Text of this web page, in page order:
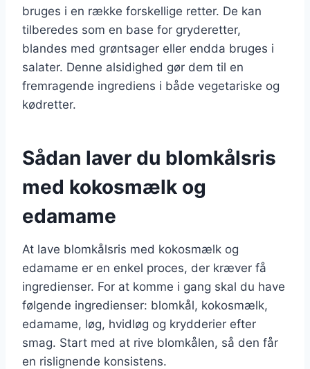
bruges i en række forskellige retter. De kan
tilberedes som en base for gryderetter,
blandes med grøntsager eller endda bruges i
salater. Denne alsidighed gør dem til en
fremragende ingrediens i både vegetariske og
kødretter.
Sådan laver du blomkålsris
med kokosmælk og
edamame
At lave blomkålsris med kokosmælk og
edamame er en enkel proces, der kræver få
ingredienser. For at komme i gang skal du have
følgende ingredienser: blomkål, kokosmælk,
edamame, løg, hvidløg og krydderier efter
smag. Start med at rive blomkålen, så den får
en rislignende konsistens.